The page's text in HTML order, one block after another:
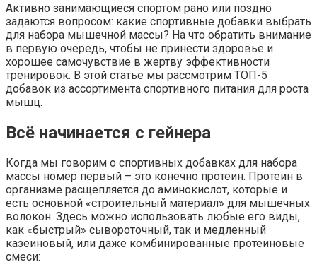
Активно занимающиеся спортом рано или поздно
задаются вопросом: какие спортивные добавки выбрать
для набора мышечной массы? На что обратить внимание
в первую очередь, чтобы не принести здоровье и
хорошее самочувствие в жертву эффективности
тренировок. В этой статье мы рассмотрим ТОП-5
добавок из ассортимента спортивного питания для роста
мышц.
Всё начинается с гейнера
Когда мы говорим о спортивных добавках для набора
массы номер первый – это конечно протеин. Протеин в
организме расщепляется до аминокислот, которые и
есть основной «строительный материал» для мышечных
волокон. Здесь можно использовать любые его виды,
как «быстрый» сывороточный, так и медленный
казеиновый, или даже комбинированные протеиновые
смеси: